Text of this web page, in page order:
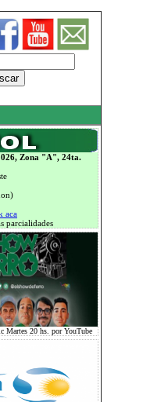
Zona "A", 24ta.
aca
parcialidades
Martes 20 hs. por YouTube